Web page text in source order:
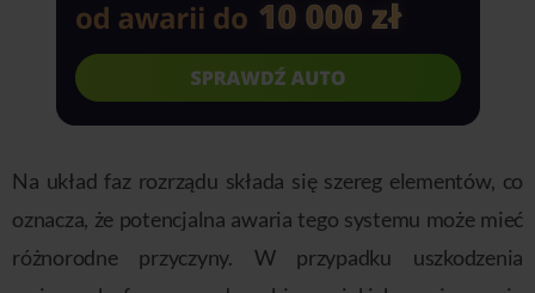
Na układ faz rozrządu składa się szereg elementów, co
oznacza, że potencjalna awaria tego systemu może mieć
różnorodne przyczyny. W przypadku uszkodzenia